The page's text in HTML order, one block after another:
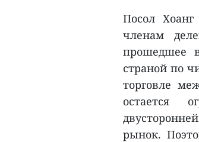
Посол
членам
прошедшее
страной по
торговле
остается
рынок.